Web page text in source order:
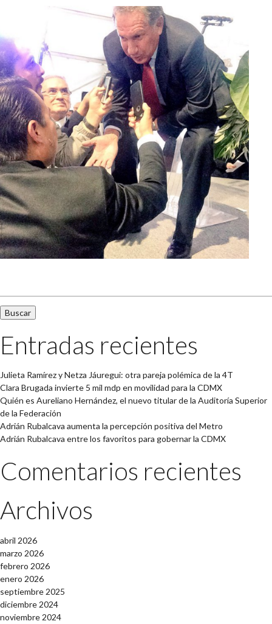
Entradas recientes
Julieta Ramírez y Netza Jáuregui: otra pareja polémica de la 4T
Clara Brugada invierte 5 mil mdp en movilidad para la CDMX
Quién es Aureliano Hernández, el nuevo titular de la Auditoría Superior
de la Federación
Adrián Rubalcava aumenta la percepción positiva del Metro
Adrián Rubalcava entre los favoritos para gobernar la CDMX
Comentarios recientes
Archivos
abril 2026
marzo 2026
febrero 2026
enero 2026
septiembre 2025
diciembre 2024
noviembre 2024